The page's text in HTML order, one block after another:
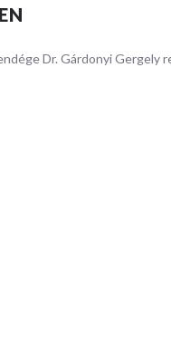
Dr. Gárdonyi Gergely
szemlélettel, technológiai
színekkel,...